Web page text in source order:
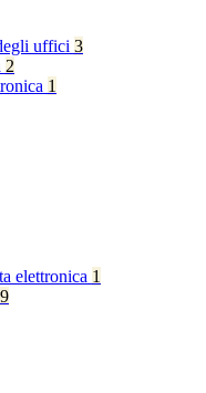
uffici 3
2
1
elettronica 1